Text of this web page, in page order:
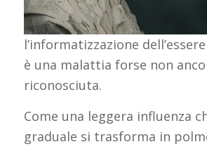
l’informatizzazione
è una malattia forse non
riconosciuta.
Come una leggera influenza
graduale si trasforma in